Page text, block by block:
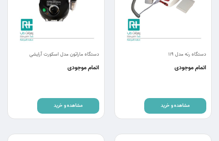
دستگاه رنه مدل 119
اتمام موجودی
مشاهده و خرید
دستگاه ماراتون مدل اسکورت آرایشی
اتمام موجودی
مشاهده و خرید